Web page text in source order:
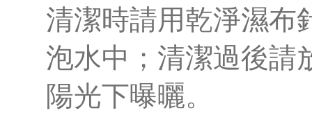
清潔時請用乾淨濕布
泡水中；清潔過後請
陽光下曝曬。